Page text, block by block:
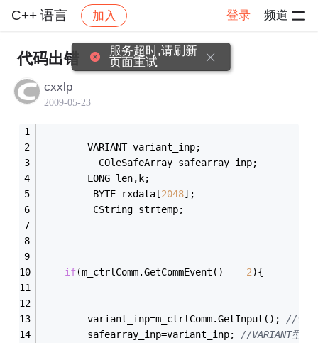
C++ 语言 加入 登录 频道
社区 C++ 语言 帖子详情
代码出错
cxxlp
2009-05-23
		VARIANT variant_inp;
		  COleSafeArray safearray_inp;
		LONG len,k;
		 BYTE rxdata[
2048];
		 CString strtemp;
if(m_ctrlComm.GetCommEvent() == 2){
		variant_inp=m_ctrlComm.GetInput();
//读缓
		safearray_inp=variant_inp;
//VARIANT型变
服务超时,请刷新
页面重试